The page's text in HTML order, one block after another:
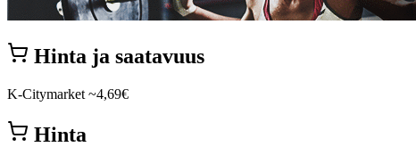
Hinta ja saatavuus
K-Citymarket ~4,69€
Hinta